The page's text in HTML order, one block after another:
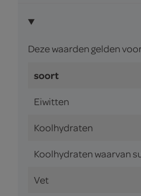
Deze waarden gelden
soort
Eiwitten
Koolhydraten
Koolhydraten waarvan
Vet